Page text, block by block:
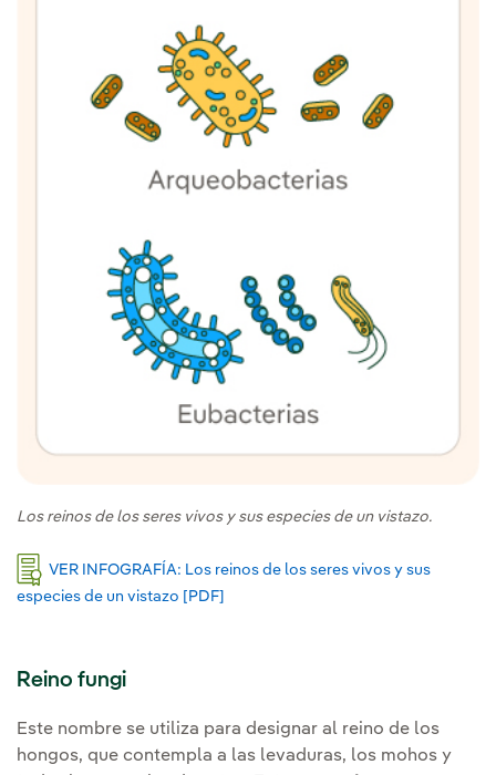
Los reinos de los seres vivos y sus especies de un vistazo.
VER INFOGRAFÍA: Los reinos de los seres vivos y sus
especies de un vistazo [PDF]
Reino fungi
Este nombre se utiliza para designar al reino de los
hongos, que contempla a las levaduras, los mohos y